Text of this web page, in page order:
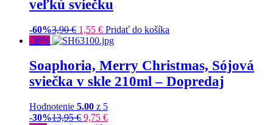
veľkú sviečku
-60%3,90€ 1,55 € Pridať do košíka
-30%
Soaphoria, Merry Christmas, Sójová
sviečka v skle 210ml – Dopredaj
Hodnotenie 5.00 z 5
-30%13,95€ 9,75 €